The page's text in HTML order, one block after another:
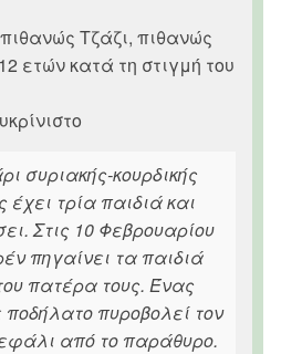
Τζάζι, πιθανώς
ετών κατά τη στιγμή του
συριακής-κουρδικής
τρία παιδιά και
Στις 10 Φεβρουαρίου
πηγαίνει τα παιδιά
πατέρα τους. Ένας
πυροβολεί τον
από το παράθυρο.